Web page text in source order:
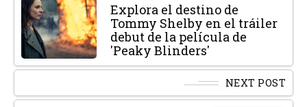
Explora el destino de
Tommy Shelby en el tráiler
debut de la película de
'Peaky Blinders'
NEXT POST